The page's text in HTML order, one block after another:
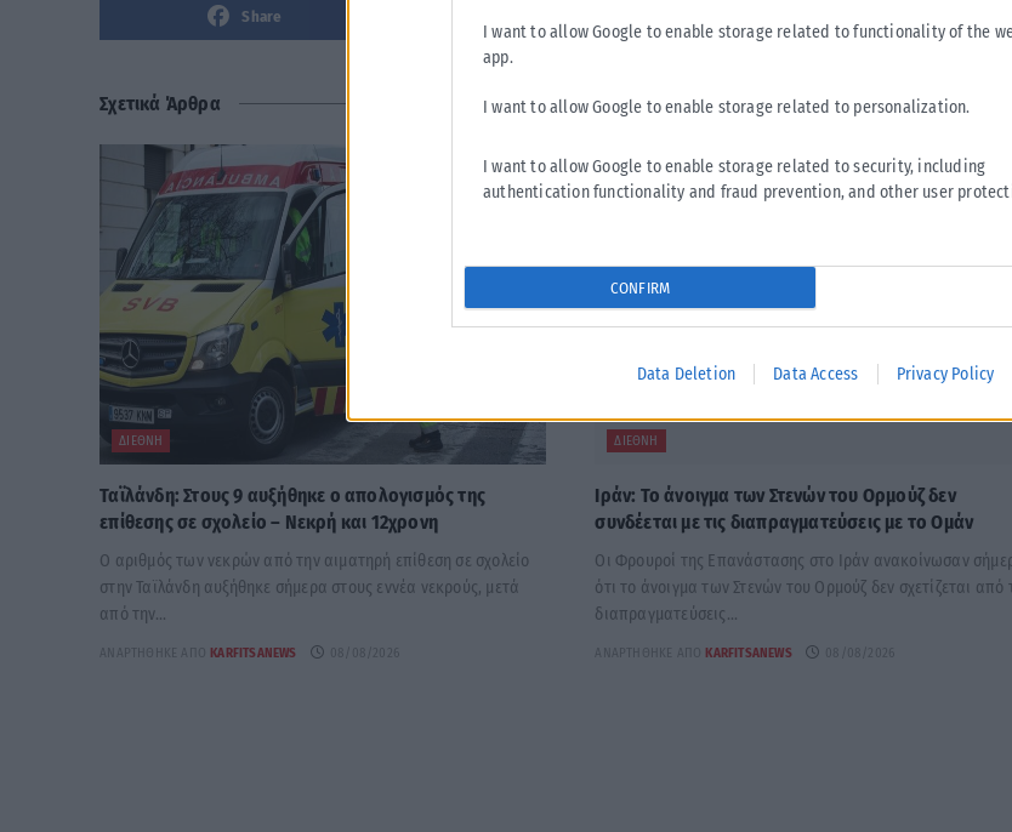
I want to allow Google to enable storage related to functionality of the
app.
I want to allow Google to enable storage related to personalization.
I want to allow Google to enable storage related to security, including
authentication functionality and fraud prevention, and other user
CONFIRM
Data Deletion Data Access Privacy Policy
Share
Σχετικά Άρθρα
ΔΙΕΘΝΉ
Ταϊλάνδη: Στους 9 αυξήθηκε ο απολογισμός της
επίθεσης σε σχολείο – Νεκρή και 12χρονη
Ο αριθμός των νεκρών από την αιματηρή επίθεση σε σχολείο
στην Ταϊλάνδη αυξήθηκε σήμερα στους εννέα νεκρούς, μετά
από την...
ΑΝΑΡΤΉΘΗΚΕ ΑΠΌ KARFITSANEWS 08/08/2026
ΔΙΕΘΝΉ
Ιράν: Το άνοιγμα των Στενών του Ορμούζ δεν
συνδέεται με τις διαπραγματεύσεις με το Ομάν
Οι Φρουροί της Επανάστασης στο Ιράν ανακοίνωσαν
ότι το άνοιγμα των Στενών του Ορμούζ δεν σχετίζεται από
διαπραγματεύσεις...
ΑΝΑΡΤΉΘΗΚΕ ΑΠΌ KARFITSANEWS 08/08/2026